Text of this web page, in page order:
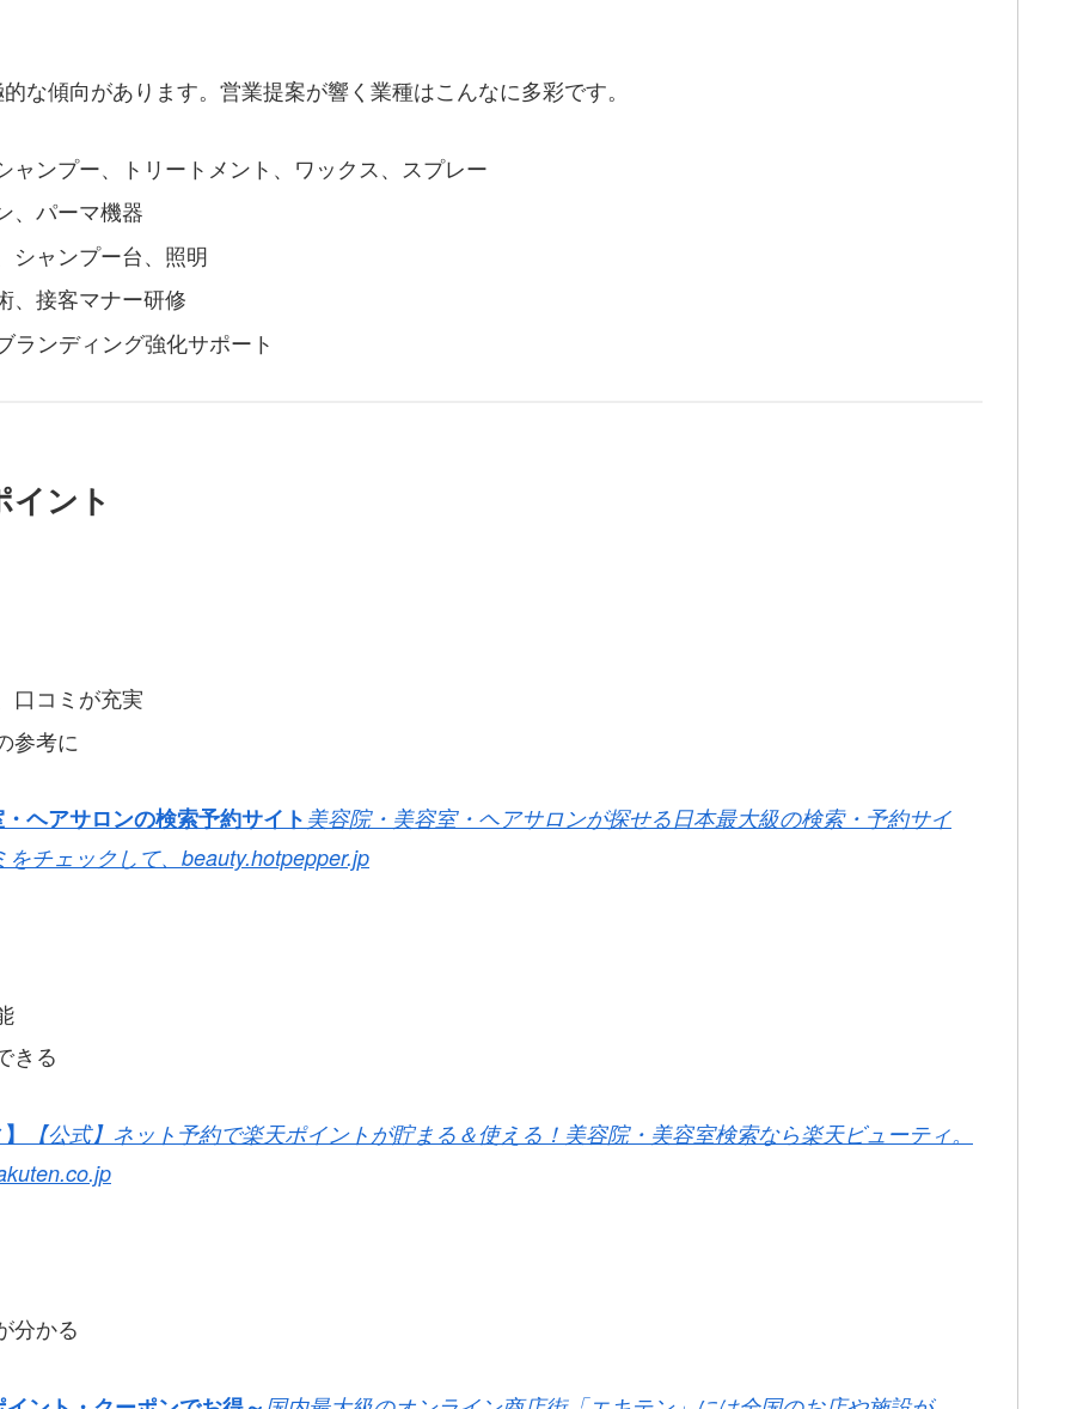
な傾向があります。営業提案が響く業種はこんなに多彩です。
ャンプー、トリートメント、ワックス、スプレー
、パーマ機器
シャンプー台、照明
、接客マナー研修
ランディング強化サポート
イント
口コミが充実
参考に
ヘアサロンの検索予約サイト美容院・美容室・ヘアサロンが探せる日本最大級の検索・予約サイ
チェックして、 beauty.hotpepper.jp
きる
【公式】ネット予約で楽天ポイントが貯まる＆使える！美容院・美容室検索なら楽天ビューティ。
分かる